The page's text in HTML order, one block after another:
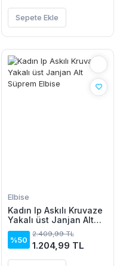
Sepete Ekle
Elbise
Kadın Ip Askılı Kruvaze
Yakalı üst Janjan Alt
Süprem Elbise
%50
2.409,99 TL
1.204,99 TL